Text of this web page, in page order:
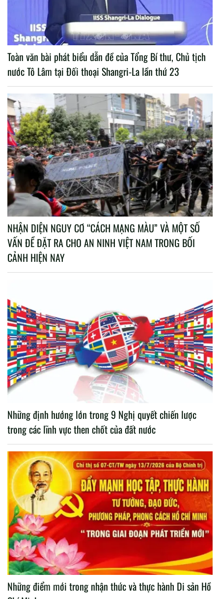
Toàn văn bài phát biểu dẫn đề của Tổng Bí thư, Chủ tịch
nước Tô Lâm tại Đối thoại Shangri-La lần thứ 23
NHẬN DIỆN NGUY CƠ “CÁCH MẠNG MÀU” VÀ MỘT SỐ
VẤN ĐỀ ĐẶT RA CHO AN NINH VIỆT NAM TRONG BỐI
CẢNH HIỆN NAY
Những định hướng lớn trong 9 Nghị quyết chiến lược
trong các lĩnh vực then chốt của đất nước
Những điểm mới trong nhận thức và thực hành Di sản Hồ